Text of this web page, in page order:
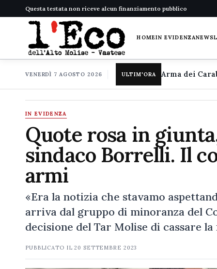
Questa testata non riceve alcun finanziamento pubblico
HOMEIN EVIDENZANEWS
VENERDÌ 7 AGOSTO 2026 ULTIM'ORA
IN EVIDENZA
Quote rosa in
sindaco Borrelli. Il
armi
«Era la notizia che stavamo
arriva dal gruppo di minoranza del
decisione del Tar Molise di cassare
PUBBLICATO IL20 SETTEMBRE 2023